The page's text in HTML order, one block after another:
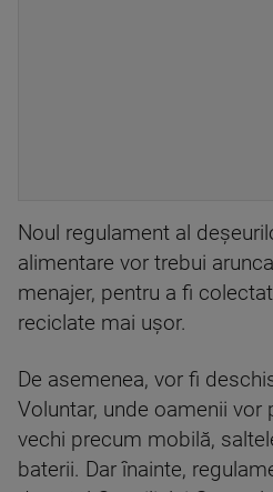
Noul regulament al
alimentare vor trebui
menajer, pentru a fi
reciclate mai ușor.
De asemenea, vor fi
Voluntar, unde oamenii vor
vechi precum mobilă,
baterii. Dar înainte,